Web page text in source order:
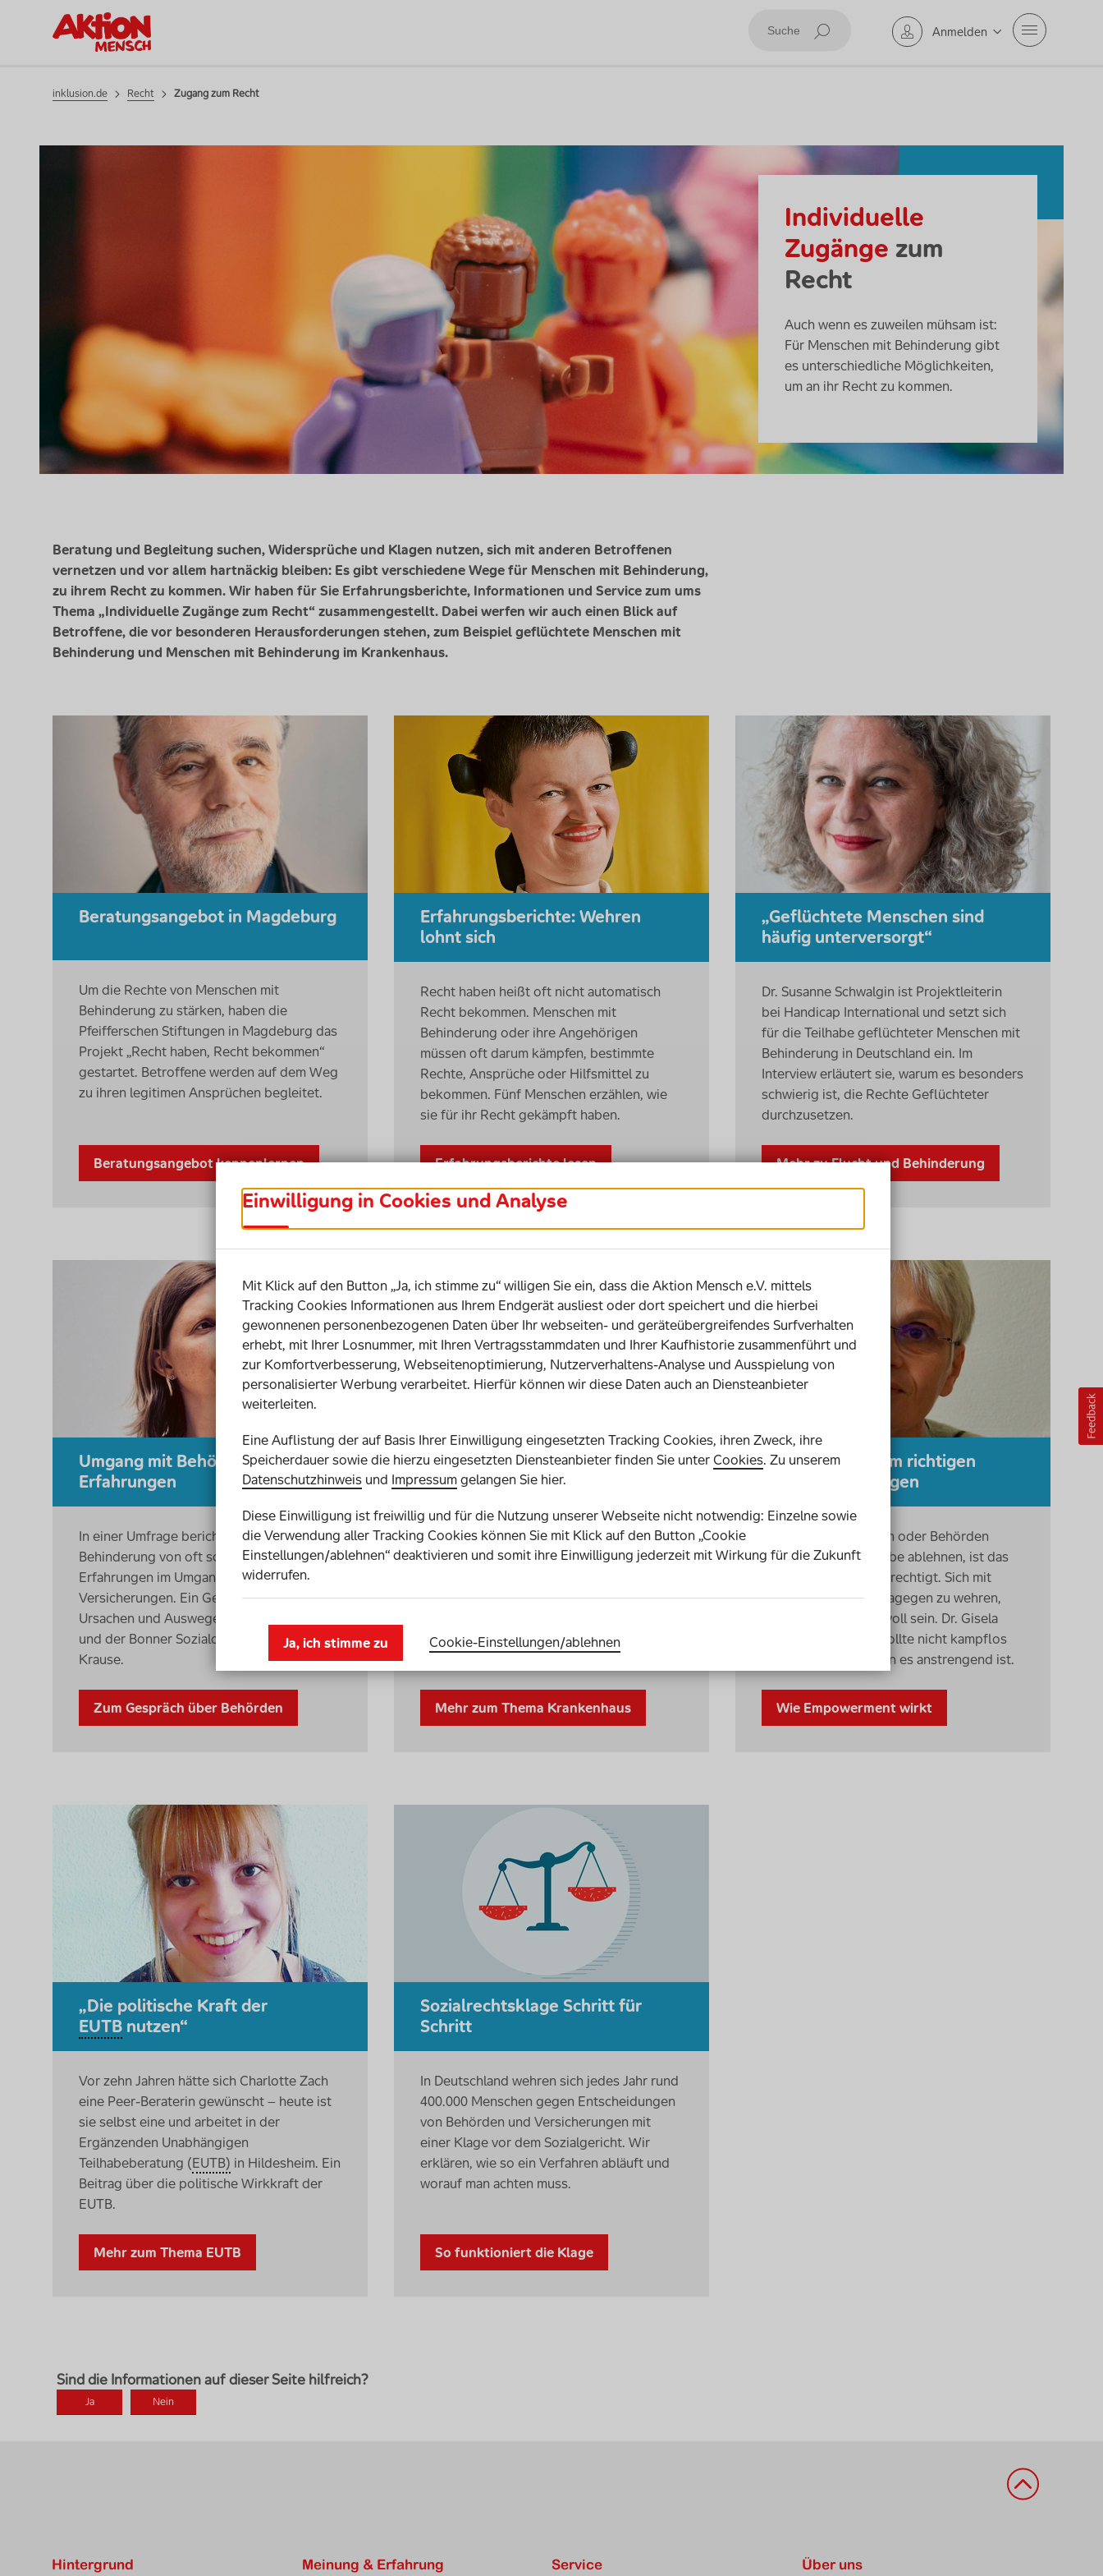
Anmelden Mobile
Recht
inklusion.de Recht Zugang zum Recht
Individuelle
Zugänge zum
Recht
Auch wenn es zuweilen mühsam ist:
Für Menschen mit Behinderung gibt
es unterschiedliche Möglichkeiten,
um an ihr Recht zu kommen.
Beratung und Begleitung suchen, Widersprüche und Klagen nutzen, sich mit anderen Betroffenen
vernetzen und vor allem hartnäckig bleiben: Es gibt verschiedene Wege für Menschen mit Behinderung,
zu ihrem Recht zu kommen. Wir haben für Sie Erfahrungsberichte, Informationen und Service zum ums
Thema „Individuelle Zugänge zum Recht“ zusammengestellt. Dabei werfen wir auch einen Blick auf
Betroffene, die vor besonderen Herausforderungen stehen, zum Beispiel geflüchtete Menschen mit
Behinderung und Menschen mit Behinderung im Krankenhaus.
Beratungsangebot in Magdeburg
Um die Rechte von Menschen mit
Behinderung zu stärken, haben die
Pfeifferschen Stiftungen in Magdeburg das
Projekt „Recht haben, Recht bekommen“
gestartet. Betroffene werden auf dem Weg
zu ihren legitimen Ansprüchen begleitet.
Beratungsangebot kennenlernen
Erfahrungsberichte: Wehren
lohnt sich
Recht haben heißt oft nicht automatisch
Recht bekommen. Menschen mit
Behinderung oder ihre Angehörigen
müssen oft darum kämpfen, bestimmte
Rechte, Ansprüche oder Hilfsmittel zu
bekommen. Fünf Menschen erzählen, wie
sie für ihr Recht gekämpft haben.
Erfahrungsberichte lesen
„Geflüchtete Menschen sind
häufig unterversorgt“
Dr. Susanne Schwalgin ist Projektleiterin
bei Handicap Internationalund setzt sich
für die Teilhabe geflüchteter Menschen mit
Behinderung in Deutschland ein. Im
Interviewerläutert sie, warum es besonders
schwierig ist, die Rechte Geflüchteter
durchzusetzen.
Mehr zu Flucht und Behinderung
Umgang mit Behörden: Schlechte
Erfahrungen
In einer Umfrage berichteten Menschen mit
Behinderung von oft schlechten
Erfahrungen im Umgang mit Behörden und
Versicherungen. Ein Gespräch über
Ursachen und Auswege mit Corinna Rüffer
und der Bonner Sozialdezernentin Carolin
Krause.
Zum Gespräch über Behörden
Schwieriger Fall: Mit
Behinderung im Krankenhaus
Die Betreuung von Menschen mit
Behinderung bei stationären
finanziell und rechtlich nicht ausreichend
richtige Richtung, doch lösen das Problem
Mehr zum Thema Krankenhaus
Empowerment
: Im richtigen
Moment Nein sagen
Wenn Versicherungen oder Behörden
Leistungen zur Teilhabe ablehnen, ist das
längst nicht immer berechtigt. Sich mit
juristischen Mitteln dagegen zu wehren,
kann daher sehr sinnvoll sein. Dr. Gisela
Hermes meint: Man sollte nicht kampflos
aufgeben - auch, wenn es anstrengend ist.
Wie Empowerment wirkt
„Die politische Kraft der
EUTB nutzen“
Vor zehn Jahren hätte sich Charlotte Zach
eine Peer-Beraterin gewünscht – heute ist
sie selbst eine und arbeitet in der
Ergänzenden Unabhängigen
Teilhabeberatung (EUTB) in Hildesheim. Ein
Beitrag über die politische Wirkkraft der
EUTB.
Mehr zum Thema EUTB
Sozialrechtsklage Schritt für
Schritt
In Deutschland wehren sich jedes Jahr rund
400.000 Menschen gegen Entscheidungen
von Behörden und Versicherungen mit
einer Klage vor dem Sozialgericht. Wir
erklären, wie so ein Verfahren abläuft und
worauf man achten muss.
So funktioniert die Klage
Zurück nach
Hintergrund Meinung & Erfahrung Service Über uns
Einwilligung in Cookies und Analyse
Mit Klick auf den Button „Ja, ich stimme zu“ willigen Sie ein, dass die Aktion Mensch e.V. mittels
Tracking Cookies Informationen aus Ihrem Endgerät ausliest oder dort speichert und die hierbei
gewonnenen personenbezogenen Daten über Ihr webseiten- und geräteübergreifendes Surfverhalten
erhebt, mit Ihrer Losnummer, mit Ihren Vertragsstammdaten und Ihrer Kaufhistorie zusammenführt und
zur Komfortverbesserung, Webseitenoptimierung, Nutzerverhaltens-Analyse und Ausspielung von
personalisierter Werbung verarbeitet. Hierfür können wir diese Daten auch an Diensteanbieter
weiterleiten.
Eine Auflistung der auf Basis Ihrer Einwilligung eingesetzten Tracking Cookies, ihren Zweck, ihre
Speicherdauer sowie die hierzu eingesetzten Diensteanbieter finden Sie unterCookies. Zu unserem
Datenschutzhinweis und Impressumgelangen Sie hier.
Diese Einwilligung ist freiwillig und für die Nutzung unserer Webseite nicht notwendig: Einzelne sowie
die Verwendung aller Tracking Cookies können Sie mit Klick auf den Button „Cookie
Einstellungen/ablehnen“ deaktivieren und somit ihre Einwilligung jederzeit mit Wirkung für die Zukunft
widerrufen.
Ja, ich stimme zu Cookie-Einstellungen­/­ablehnen